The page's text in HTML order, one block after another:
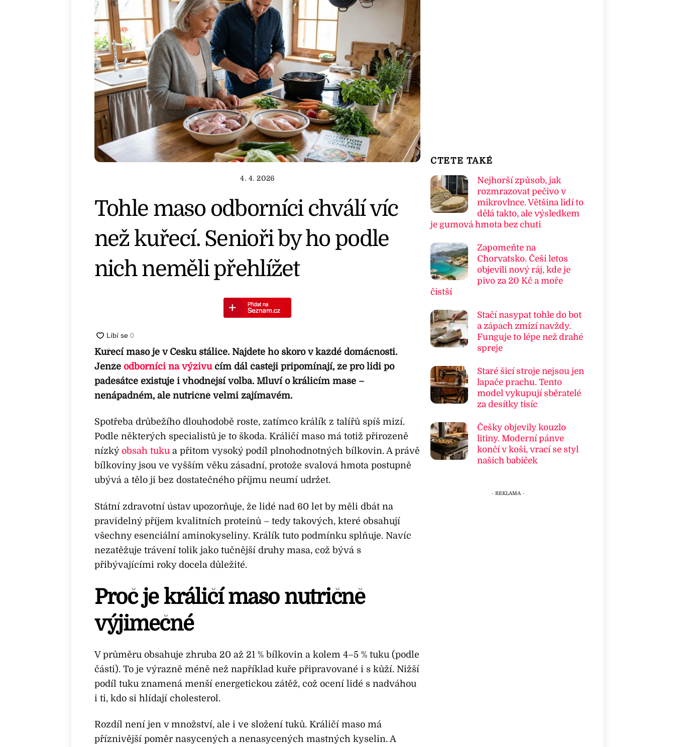
4. 4. 2026
Tohle maso odborníci chválí víc
než kuřecí. Senioři by ho podle
nich neměli přehlížet
Kuřecí maso je v Česku stálice. Najdete ho skoro v každé domácnosti.
Jenže odborníci na výživučím dál častěji připomínají, že pro lidi po
padesátce existuje i vhodnější volba. Mluví o králičím mase –
nenápadném, ale nutričně velmi zajímavém.
Spotřeba drůbežího dlouhodobě roste, zatímco králík z talířů spíš mizí.
Podle některých specialistů je to škoda. Králičí maso má totiž přirozeně
nízký obsah tukua přitom vysoký podíl plnohodnotných bílkovin. A právě
bílkoviny jsou ve vyšším věku zásadní, protože svalová hmota postupně
ubývá a tělo ji bez dostatečného příjmu neumí udržet.
Státní zdravotní ústav upozorňuje, že lidé nad 60 let by měli dbát na
pravidelný příjem kvalitních proteinů – tedy takových, které obsahují
všechny esenciální aminokyseliny. Králík tuto podmínku splňuje. Navíc
nezatěžuje trávení tolik jako tučnější druhy masa, což bývá s
přibývajícími roky docela důležité.
Proč je králičí maso nutričně
výjimečné
V průměru obsahuje zhruba 20 až 21 % bílkovin a kolem 4–5 % tuku (podle
části). To je výrazně méně než například kuře připravované i s kůží. Nižší
podíl tuku znamená menší energetickou zátěž, což ocení lidé s nadváhou
i ti, kdo si hlídají cholesterol.
Rozdíl není jen v množství, ale i ve složení tuků. Králičí maso má
příznivější poměr nasycených a nenasycených mastných kyselin. A
ČTETE TAKÉ
Nejhorší způsob, jak
rozmrazovat pečivo v
mikrovlnce. Většina lidí to
dělá takto, ale výsledkem
je gumová hmota bez chuti
Zapomeňte na
Chorvatsko. Češi letos
objevili nový ráj, kde je
pivo za 20 Kč a moře
čistší
Stačí nasypat tohle do bot
a zápach zmizí navždy.
Funguje to lépe než drahé
spreje
Staré šicí stroje nejsou jen
lapače prachu. Tento
model vykupují sběratelé
za desítky tisíc
Češky objevily kouzlo
litiny. Moderní pánve
končí v koši, vrací se styl
našich babiček